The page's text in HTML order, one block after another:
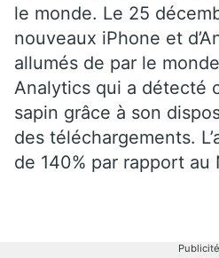
le monde. Le 25
nouveaux iPhone et
allumés de par le
Analytics qui a détecté
sapin grâce à son
des téléchargements.
de 140% par rapport au
Publicité